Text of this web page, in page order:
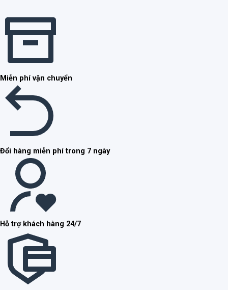
Miễn phí vận chuyển
Đổi hàng miễn phí trong 7 ngày
Hỗ trợ khách hàng 24/7